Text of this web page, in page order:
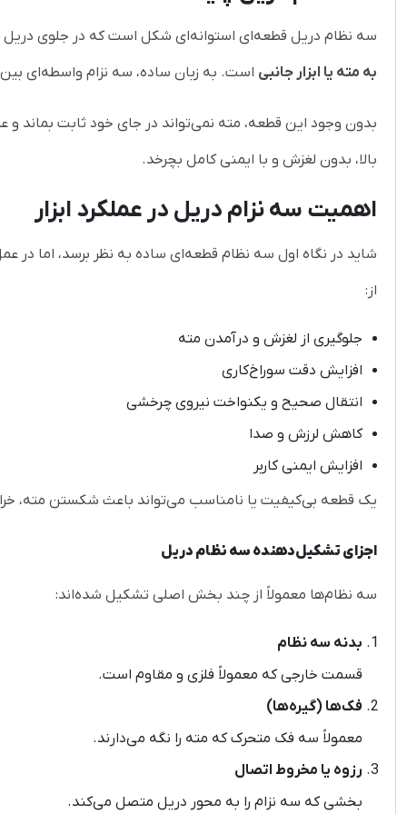
سه نظام دریل قطعه‌ای استوانه‌ای شکل است که در جلوی دریل
به مته یا ابزار جانبی است. به زبان ساده، سه نزام واسطه‌ای
بدون وجود این قطعه، مته نمی‌تواند در جای خود ثابت بماند
بالا، بدون لغزش و با ایمنی کامل بچرخد.
اهمیت سه نزام دریل در عملکرد ابزار
شاید در نگاه اول سه نظام قطعه‌ای ساده به نظر برسد، اما در
از:
جلوگیری از لغزش و درآمدن مته
افزایش دقت سوراخ‌کاری
انتقال صحیح و یکنواخت نیروی چرخشی
کاهش لرزش و صدا
افزایش ایمنی کاربر
یک قطعه بی‌کیفیت یا نامناسب می‌تواند باعث شکستن مته،
اجزای تشکیل‌دهنده سه نظام دریل
سه نظام‌ها معمولاً از چند بخش اصلی تشکیل شده‌اند:
بدنه سه نظام
قسمت خارجی که معمولاً فلزی و مقاوم است.
فک‌ها (گیره‌ها)
معمولاً سه فک متحرک که مته را نگه می‌دارند.
رزوه یا مخروط اتصال
بخشی که سه نزام را به محور دریل متصل می‌کند.